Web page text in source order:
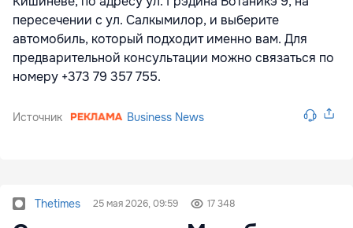
пересечении с ул. Салкымилор, и выберите
автомобиль, который подходит именно вам. Для
предварительной консультации можно связаться по
номеру +373 79 357 755.
Источник Business News
Thetimes 25 мая 2026, 09:59 17 348